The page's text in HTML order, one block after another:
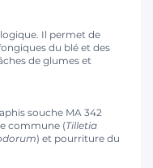
Il permet de
du blé et des
de glumes et
souche MA 342
commune (Tilletia
) et pourriture du